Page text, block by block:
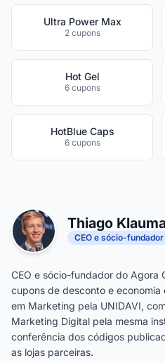
Ultra Power Max
2 cupons
Hot Gel
6 cupons
HotBlue Caps
6 cupons
Thiago
CEO e sócio-
CEO e sócio-fundador do Agora
cupons de desconto e economia
em Marketing pela UNIDAVI,
Marketing Digital pela mesma
conferência dos códigos
as lojas parceiras.